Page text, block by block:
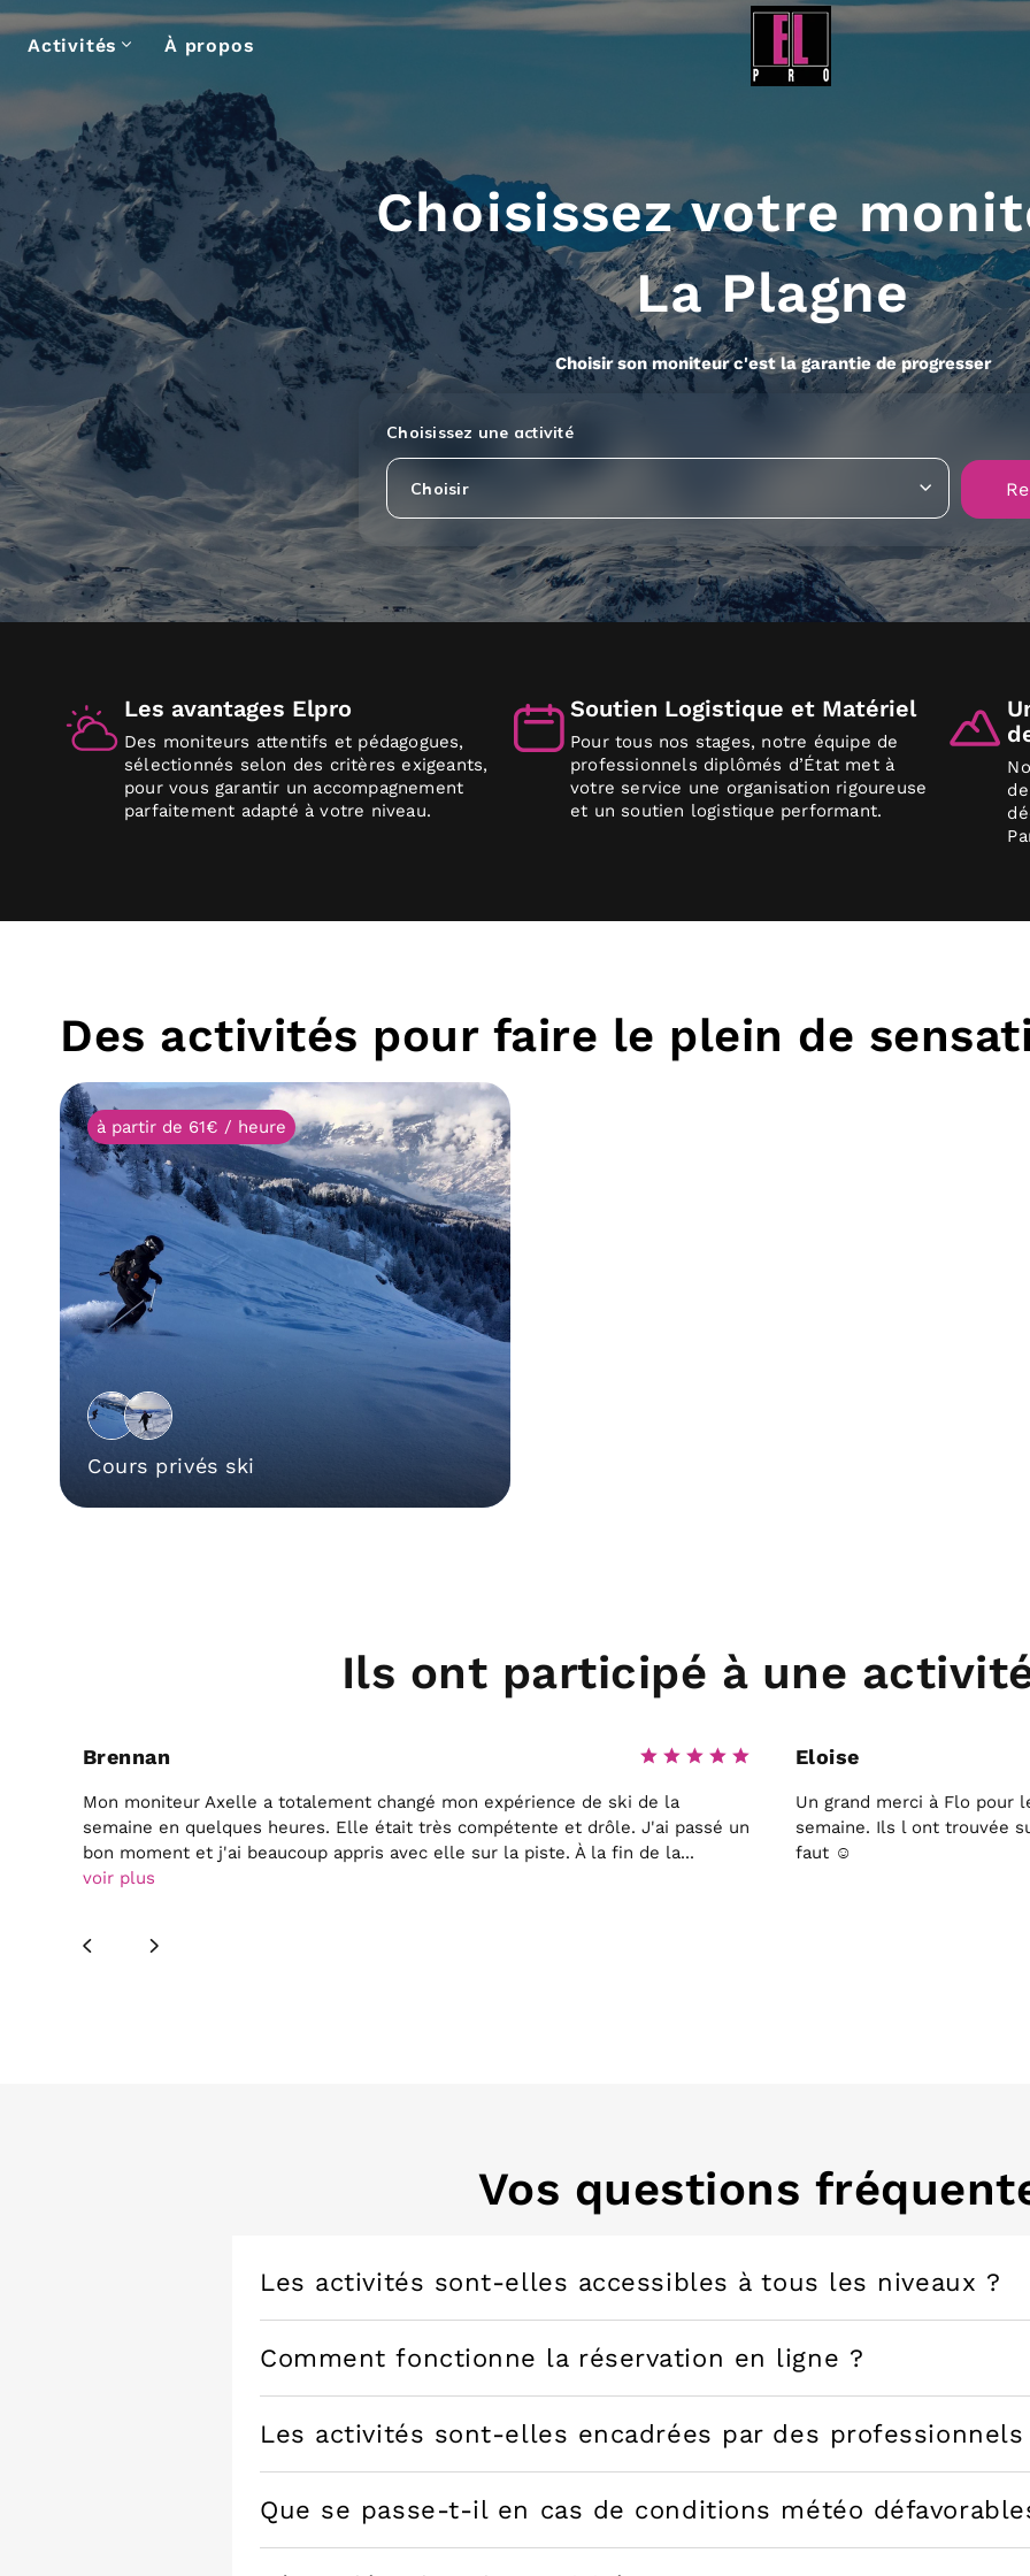
Activités À propos
Choisissez votre
La Plagne
Choisir son moniteur c'est la garantie de progresser
Choisissez une activité
Choisir
Les avantages Elpro
Des moniteurs attentifs et pédagogues,
sélectionnés selon des critères exigeants,
pour vous garantir un accompagnement
parfaitement adapté à votre niveau.
Soutien Logistique et Matériel
Pour tous nos stages, notre équipe de
professionnels diplômés d’État met à
votre service une organisation rigoureuse
et un soutien logistique performant.
Des activités pour faire le plein de
à partir de 61€ / heure
Cours privés ski
Ils ont participé à une activité
Brennan
Mon moniteur Axelle a totalement changé mon expérience de ski de la
semaine en quelques heures. Elle était très compétente et drôle. J'ai passé un
bon moment et j'ai beaucoup appris avec elle sur la piste. À la fin de la...
voir plus
Eloise
Un grand merci à Flo pour
semaine. Ils l ont trouvée
faut ☺️
Vos questions
Les activités sont-elles accessibles à tous les niveaux ?
Comment fonctionne la réservation en ligne ?
Les activités sont-elles encadrées par des professionnels
Que se passe-t-il en cas de conditions météo